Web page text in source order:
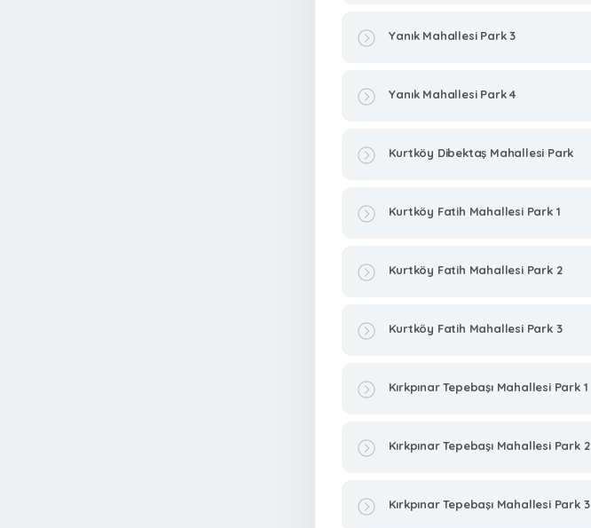
Yanık Mahallesi Park 3
Yanık Mahallesi Park 4
Kurtköy Dibektaş Mahallesi Park
Kurtköy Fatih Mahallesi Park 1
Kurtköy Fatih Mahallesi Park 2
Kurtköy Fatih Mahallesi Park 3
Kırkpınar Tepebaşı Mahallesi Park 1
Kırkpınar Tepebaşı Mahallesi Park 2
Kırkpınar Tepebaşı Mahallesi Park 3